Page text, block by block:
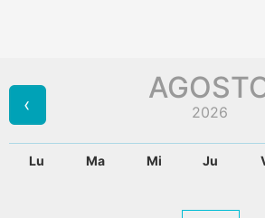
2026
Lu Ma Mi Ju